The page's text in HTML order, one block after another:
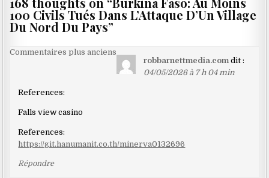
100 Civils Tués Dans L’Attaque D’Un Village
Du Nord Du Pays”
Navigation
les
commentaires
Commentaires plus anciens
robbarnettmedia.com dit :
04/05/2026 à 7 h 04 min
References:
Falls view casino
References:
https://git.hanumanit.co.th/minerva0132696
Répondre